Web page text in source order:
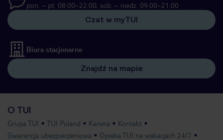
pon. – pt. 08:00–22:00, sob. – niedz. 09:00–21:00
Czat w myTUI
Biura stacjonarne
Znajdź na mapie
O TUI
Grupa TUI TUI Poland Kariera
Kontakt
Gwarancja ubezpieczeniowa
Opieka TUI na wakacjach 24/7